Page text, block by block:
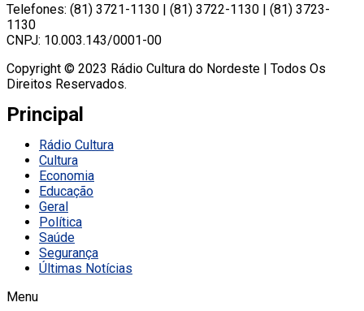
Telefones: (81) 3721-1130 | (81) 3722-1130 | (81) 3723-
1130
CNPJ: 10.003.143/0001-00
Copyright © 2023 Rádio Cultura do Nordeste | Todos Os
Direitos Reservados.
Principal
Rádio Cultura
Cultura
Economia
Educação
Geral
Política
Saúde
Segurança
Últimas Notícias
Menu